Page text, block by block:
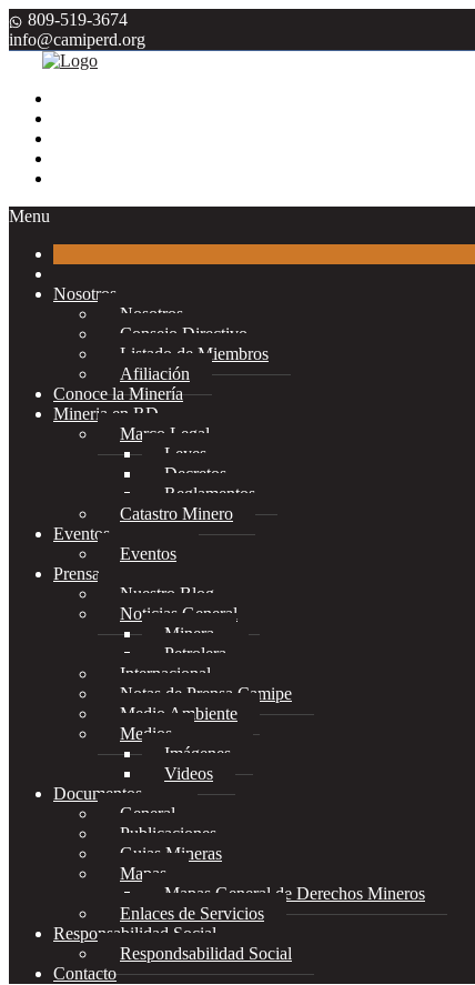
809-519-3674
info@camiperd.org
Menu
Nosotros
Nosotros
Consejo Directivo
Listado de Miembros
Afiliación
Conoce la Minería
Mineria en RD
Marco Legal
Leyes
Decretos
Reglamentos
Catastro Minero
Eventos
Eventos
Prensa
Nuestro Blog
Noticias General
Minera
Petrolera
Internacional
Notas de Prensa Camipe
Medio Ambiente
Medios
Imágenes
Videos
Documentos
General
Publicaciones
Guias Mineras
Mapas
Mapas General de Derechos Mineros
Enlaces de Servicios
Responsabilidad Social
Respondsabilidad Social
Contacto